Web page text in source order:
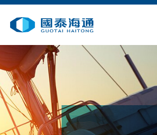
关于我们 业务概览